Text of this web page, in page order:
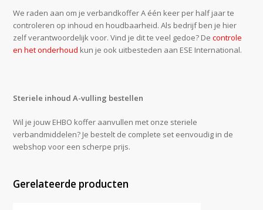
We raden aan om je verbandkoffer A één keer per half jaar te
controleren op inhoud en houdbaarheid. Als bedrijf ben je hier
zelf verantwoordelijk voor. Vind je dit te veel gedoe? Decontrole
en het onderhoud kun je ook uitbesteden aan ESE International.
Steriele inhoud A-vulling bestellen
Wil je jouw EHBO koffer aanvullen met onze steriele
verbandmiddelen? Je bestelt de complete set eenvoudig in de
webshop voor een scherpe prijs.
Gerelateerde producten